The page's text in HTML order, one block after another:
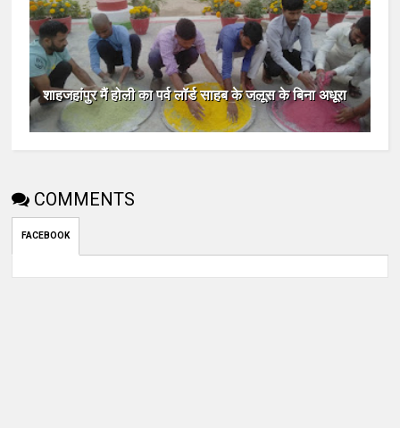
शाहजहांपुर मैं होली का पर्व लॉर्ड साहब के जलूस के बिना अधूरा
COMMENTS
FACEBOOK